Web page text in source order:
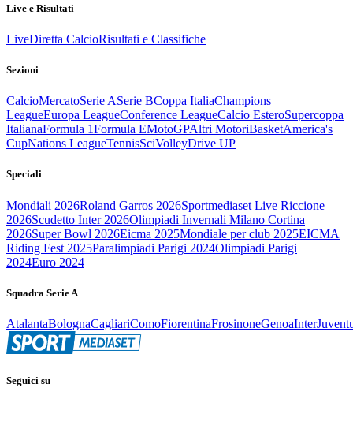
Live e Risultati
LiveDiretta CalcioRisultati e Classifiche
Sezioni
CalcioMercatoSerie ASerie BCoppa ItaliaChampions
LeagueEuropa LeagueConference LeagueCalcio EsteroSupercoppa
ItalianaFormula 1Formula EMotoGPAltri MotoriBasketAmerica's
CupNations LeagueTennisSciVolleyDrive UP
Speciali
Mondiali 2026Roland Garros 2026Sportmediaset Live Riccione
2026Scudetto Inter 2026Olimpiadi Invernali Milano Cortina
2026Super Bowl 2026Eicma 2025Mondiale per club 2025EICMA
Riding Fest 2025Paralimpiadi Parigi 2024Olimpiadi Parigi
2024Euro 2024
Squadra Serie A
AtalantaBolognaCagliariComoFiorentinaFrosinoneGenoaInter
Seguici su